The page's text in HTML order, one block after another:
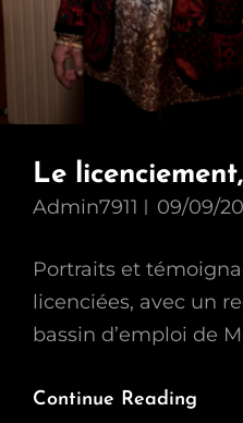
Le
Admin7911 09/09/
Portraits et
licenciées, avec un
bassin d’emploi de
Continue Reading